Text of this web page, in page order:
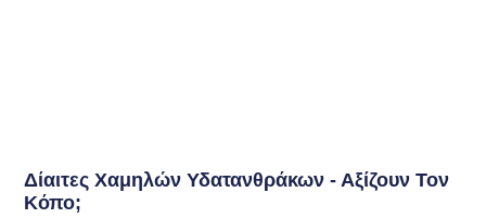
Δίαιτες Χαμηλών Υδατανθράκων - Αξίζουν Τον
Κόπο;